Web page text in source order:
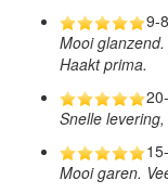
9-
Mooi
Haakt prima.
Snelle
Mooi garen.